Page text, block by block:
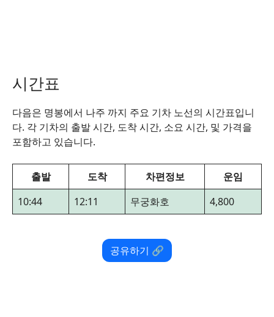
시간표
다음은 명봉에서 나주 까지 주요 기차 노선의 시간표입니
다. 각 기차의 출발 시간, 도착 시간, 소요 시간, 및 가격을
포함하고 있습니다.
출발 도착 차편정보
운임
10:44
12:11 무궁화호 4,800
공유하기 🔗